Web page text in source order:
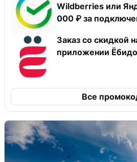
Wildberries или
000 ₽ за
Заказ со скидкой
приложении
Все